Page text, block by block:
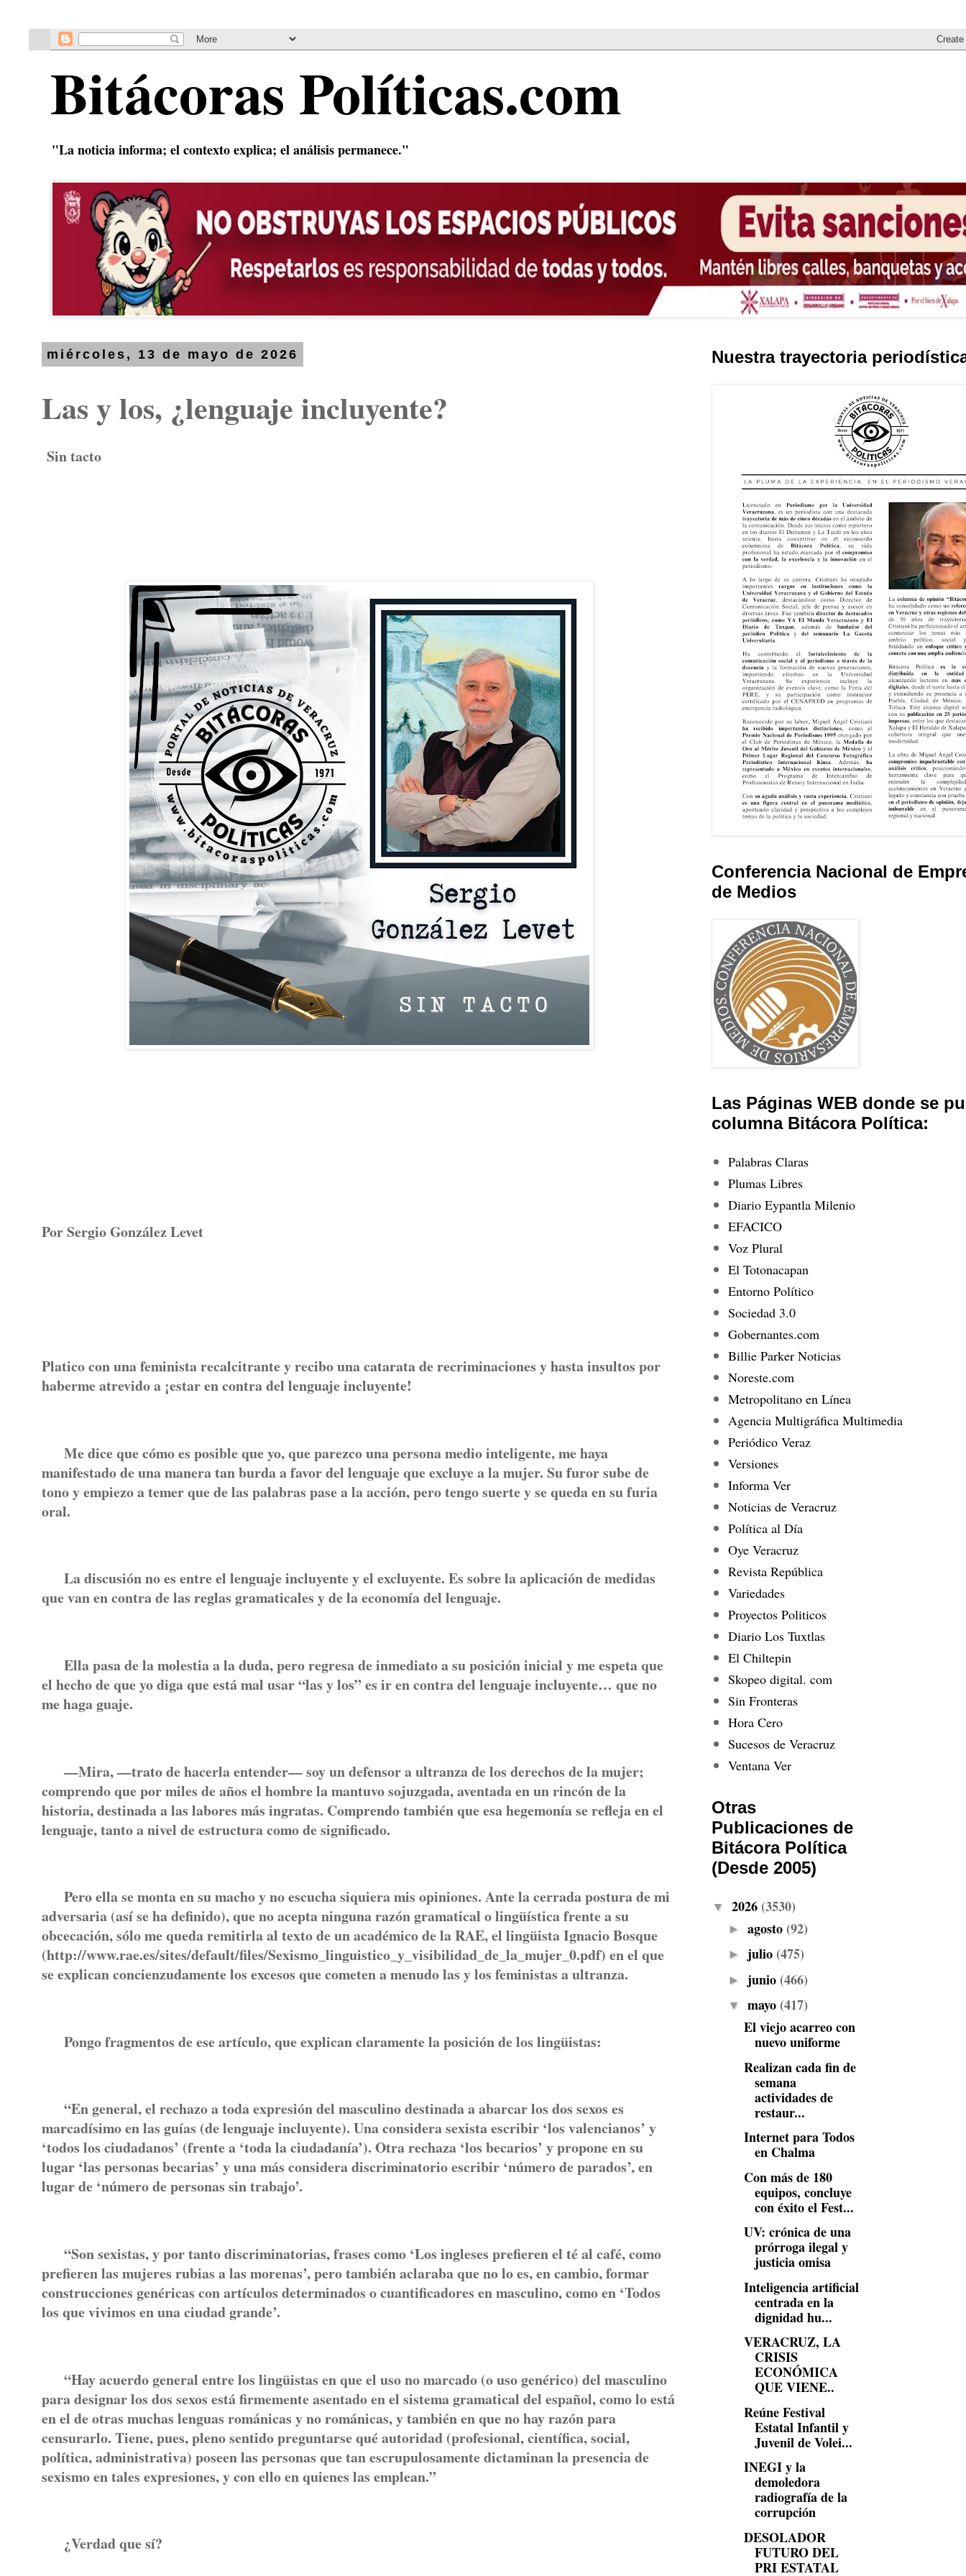
Bitácoras Políticas.com
"La noticia informa; el contexto explica; el análisis permanece."
miércoles, 13 de mayo de 2026
Las y los, ¿lenguaje incluyente?
Sin tacto
Por Sergio González Levet
Platico con una feminista recalcitrante y recibo una catarata de recriminaciones y hasta insultos por
haberme atrevido a ¡estar en contra del lenguaje incluyente!
Me dice que cómo es posible que yo, que parezco una persona medio inteligente, me haya
manifestado de una manera tan burda a favor del lenguaje que excluye a la mujer. Su furor sube de
tono y empiezo a temer que de las palabras pase a la acción, pero tengo suerte y se queda en su furia
oral.
La discusión no es entre el lenguaje incluyente y el excluyente. Es sobre la aplicación de medidas
que van en contra de las reglas gramaticales y de la economía del lenguaje.
Ella pasa de la molestia a la duda, pero regresa de inmediato a su posición inicial y me espeta que
el hecho de que yo diga que está mal usar “las y los” es ir en contra del lenguaje incluyente… que no
me haga guaje.
—Mira, —trato de hacerla entender— soy un defensor a ultranza de los derechos de la mujer;
comprendo que por miles de años el hombre la mantuvo sojuzgada, aventada en un rincón de la
historia, destinada a las labores más ingratas. Comprendo también que esa hegemonía se refleja en el
lenguaje, tanto a nivel de estructura como de significado.
Pero ella se monta en su macho y no escucha siquiera mis opiniones. Ante la cerrada postura de mi
adversaria (así se ha definido), que no acepta ninguna razón gramatical o lingüística frente a su
obcecación, sólo me queda remitirla al texto de un académico de la RAE, el lingüista Ignacio Bosque
(http://www.rae.es/sites/default/files/Sexismo_linguistico_y_visibilidad_de_la_mujer_0.pdf) en el que
se explican concienzudamente los excesos que cometen a menudo las y los feministas a ultranza.
Pongo fragmentos de ese artículo, que explican claramente la posición de los lingüistas:
“En general, el rechazo a toda expresión del masculino destinada a abarcar los dos sexos es
marcadísimo en las guías (de lenguaje incluyente). Una considera sexista escribir ‘los valencianos’ y
‘todos los ciudadanos’ (frente a ‘toda la ciudadanía’). Otra rechaza ‘los becarios’ y propone en su
lugar ‘las personas becarias’ y una más considera discriminatorio escribir ‘número de parados’, en
lugar de ‘número de personas sin trabajo’.
“Son sexistas, y por tanto discriminatorias, frases como ‘Los ingleses prefieren el té al café, como
prefieren las mujeres rubias a las morenas’, pero también aclaraba que no lo es, en cambio, formar
construcciones genéricas con artículos determinados o cuantificadores en masculino, como en ‘Todos
los que vivimos en una ciudad grande’.
“Hay acuerdo general entre los lingüistas en que el uso no marcado (o uso genérico) del masculino
para designar los dos sexos está firmemente asentado en el sistema gramatical del español, como lo está
en el de otras muchas lenguas románicas y no románicas, y también en que no hay razón para
censurarlo. Tiene, pues, pleno sentido preguntarse qué autoridad (profesional, científica, social,
política, administrativa) poseen las personas que tan escrupulosamente dictaminan la presencia de
sexismo en tales expresiones, y con ello en quienes las emplean.”
¿Verdad que sí?
Nuestra trayectoria
Conferencia Nacional de
de Medios
Las Páginas WEB donde se
columna Bitácora Política:
Palabras Claras
Plumas Libres
Diario Eypantla Milenio
EFACICO
Voz Plural
El Totonacapan
Entorno Político
Sociedad 3.0
Gobernantes.com
Billie Parker Noticias
Noreste.com
Metropolitano en Línea
Agencia Multigráfica Multimedia
Periódico Veraz
Versiones
Informa Ver
Noticias de Veracruz
Política al Día
Oye Veracruz
Revista República
Variedades
Proyectos Politicos
Diario Los Tuxtlas
El Chiltepin
Skopeo digital. com
Sin Fronteras
Hora Cero
Sucesos de Veracruz
Ventana Ver
Otras
Publicaciones de
Bitácora Política
(Desde 2005)
▼ 2026 (3530)
► agosto (92)
► julio (475)
► junio (466)
▼ mayo (417)
El viejo acarreo con
nuevo uniforme
Realizan cada fin de
semana
actividades de
restaur...
Internet para Todos
en Chalma
Con más de 180
equipos, concluye
con éxito el Fest...
UV: crónica de una
prórroga ilegal y
justicia omisa
Inteligencia artificial
centrada en la
dignidad hu...
VERACRUZ, LA
CRISIS
ECONÓMICA
QUE VIENE..
Reúne Festival
Estatal Infantil y
Juvenil de Volei...
INEGI y la
demoledora
radiografía de la
corrupción
DESOLADOR
FUTURO DEL
PRI ESTATAL